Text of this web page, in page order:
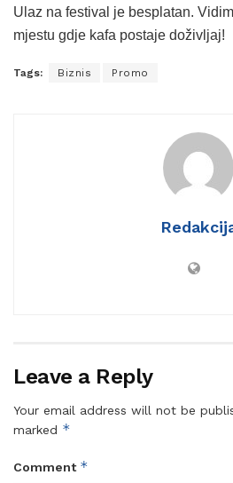
Ulaz na festival je besplatan.
mjestu gdje kafa postaje doživljaj!
Tags: Biznis Promo
Leave a Reply
Your email address will not be
marked *
Comment *